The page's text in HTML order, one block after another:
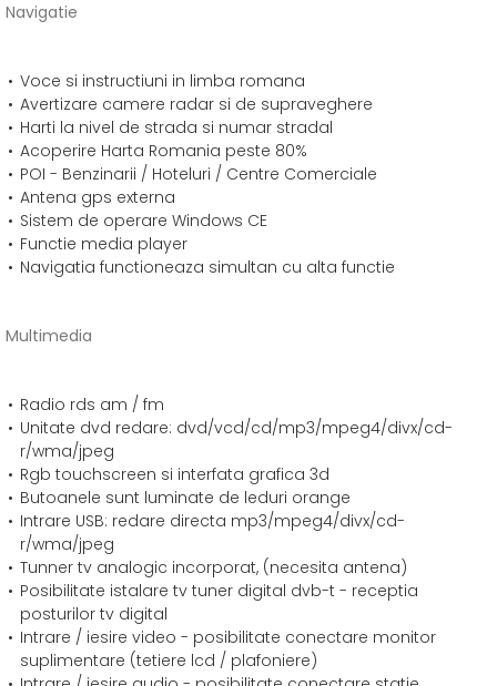
Navigatie
Voce si instructiuni in limba romana
Avertizare camere radar si de supraveghere
Harti la nivel de strada si numar stradal
Acoperire Harta Romania peste 80%
POI - Benzinarii / Hoteluri / Centre Comerciale
Antena gps externa
Sistem de operare Windows CE
Functie media player
Navigatia functioneaza simultan cu alta functie
Multimedia
Radio rds am / fm
Unitate dvd redare: dvd/vcd/cd/mp3/mpeg4/divx/cd-
r/wma/jpeg
Rgb touchscreen si interfata grafica 3d
Butoanele sunt luminate de leduri orange
Intrare USB: redare directa mp3/mpeg4/divx/cd-
r/wma/jpeg
Tunner tv analogic incorporat, (necesita antena)
Posibilitate istalare tv tuner digital dvb-t - receptia
posturilor tv digital
Intrare / iesire video - posibilitate conectare monitor
suplimentare (tetiere lcd / plafoniere)